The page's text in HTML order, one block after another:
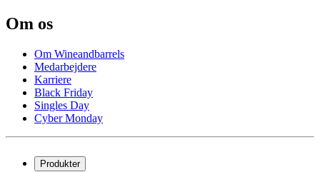
Om os
Om Wineandbarrels
Medarbejdere
Karriere
Black Friday
Singles Day
Cyber Monday
Produkter